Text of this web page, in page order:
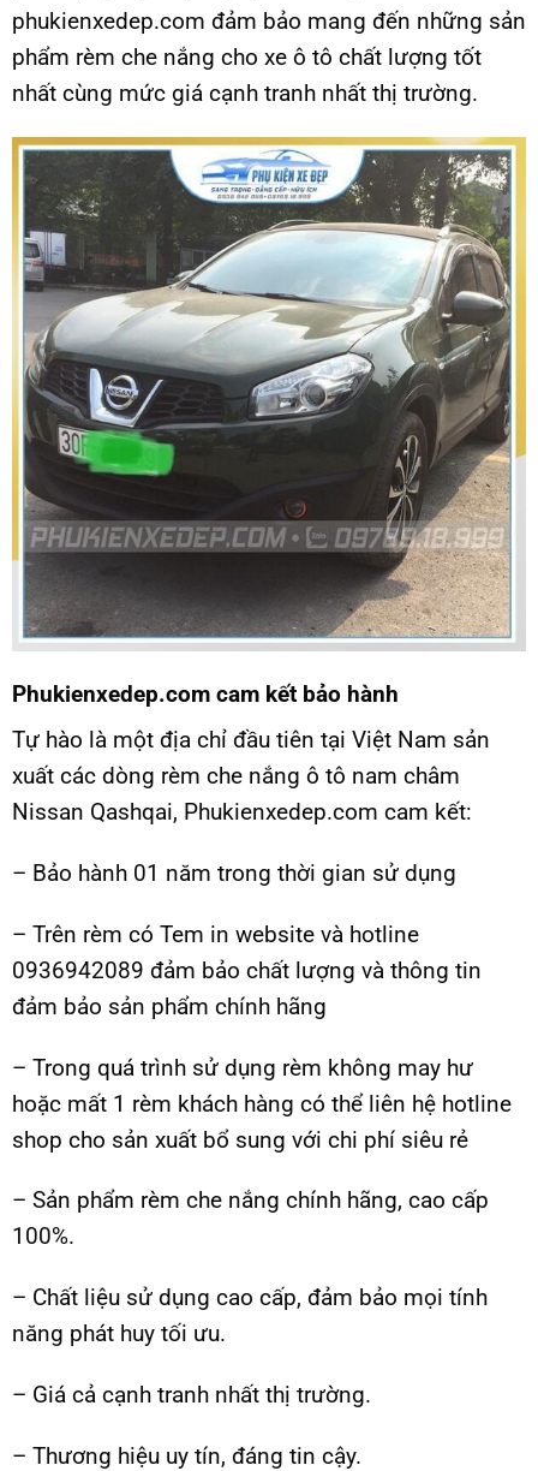
phukienxedep.com đảm bảo mang đến những sản
phẩm rèm che nắng cho xe ô tô chất lượng tốt
nhất cùng mức giá cạnh tranh nhất thị trường.
Phukienxedep.com cam kết bảo hành
Tự hào là một địa chỉ đầu tiên tại Việt Nam sản
xuất các dòng rèm che nắng ô tô nam châm
Nissan Qashqai, Phukienxedep.com cam kết:
– Bảo hành 01 năm trong thời gian sử dụng
– Trên rèm có Tem in website và hotline
0936942089 đảm bảo chất lượng và thông tin
đảm bảo sản phẩm chính hãng
– Trong quá trình sử dụng rèm không may hư
hoặc mất 1 rèm khách hàng có thể liên hệ hotline
shop cho sản xuất bổ sung với chi phí siêu rẻ
– Sản phẩm rèm che nắng chính hãng, cao cấp
100%.
– Chất liệu sử dụng cao cấp, đảm bảo mọi tính
năng phát huy tối ưu.
– Giá cả cạnh tranh nhất thị trường.
– Thương hiệu uy tín, đáng tin cậy.